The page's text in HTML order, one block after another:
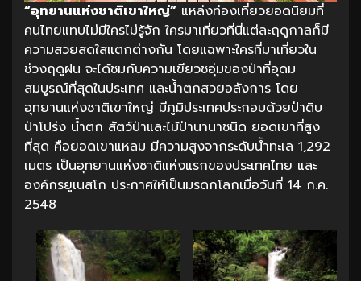
“อุทยานแห่งชาติเขาใหญ่” แหล่งท่องเที่ยวยอดนิยมที่
คนไทยแทบไม่มีใครไม่รู้จัก ใครมาเที่ยวที่นี่แต่ละฤดูกาลก็มี
ความสวยสดใสแตกต่างกัน โดยแฉพาะใครที่มาเที่ยวใน
ช่วงฤดูฝน จะได้ชมกับความเขียวชอุ่มของป่าที่อุดม
สมบูรณ์ที่สุดในประเทศ และน้ำตกสวยอลังการ โดย
อุทยานแห่งชาติเขาใหญ่ มีภูมิประเทศประกอบด้วยป่าดิบ
ป่าโปร่ง น้ำตก สัตว์ป่าและไม้ป่านานาชนิด ยอดเขาที่สูง
ที่สุด คือยอดเขาแหลม มีความสูงจากระดับน้ำทะเล 1,292
เมตร เป็นอุทยานแห่งชาติแห่งแรกของประเทศไทย และ
องค์กรยูเนสโก ประกาศให้เป็นมรดกโลกเมื่อวันที่ 14 ก.ค.
2548